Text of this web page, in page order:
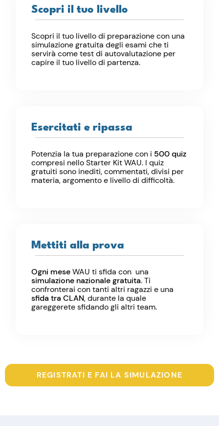
Scopri il tuo livello
Scopri il tuo livello di preparazione con una
simulazione gratuita degli esami che ti
servirà come test di autovalutazione per
capire il tuo livello di partenza.
Esercitati e ripassa
Potenzia la tua preparazione con i 500 quiz
compresi nello Starter Kit WAU. I quiz
gratuiti sono inediti, commentati, divisi per
materia, argomento e livello di difficoltà.
Mettiti alla prova
Ogni meseWAU ti sfida con una
simulazione nazionale gratuita. Ti
confronterai con tanti altri ragazzi e una
sfida tra CLAN, durante la quale
gareggerete sfidando gli altri team.
REGISTRATI E FAI LA SIMULAZIONE